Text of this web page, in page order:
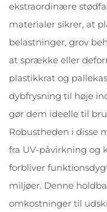
ekstraordinære
materialer sikrer, at
belastninger, grov
at sprække eller
plastikkrat og
dybfrysning til høje
gør dem ideelle til
Robustheden i disse
fra UV-påvirkning og
forbliver
miljøer. Denne
omkostninger til